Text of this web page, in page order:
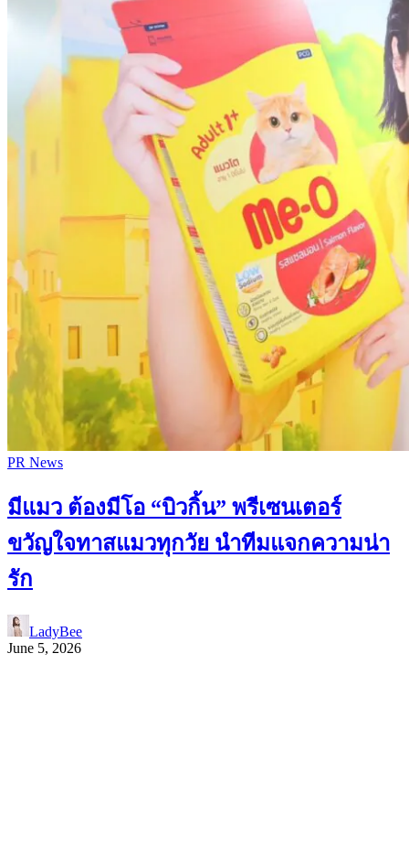
PR News
มีแมว ต้องมีโอ “บิวกิ้น” พรีเซนเตอร์
ขวัญใจทาสแมวทุกวัย นำทีมแจกความน่า
รัก
LadyBee
June 5, 2026